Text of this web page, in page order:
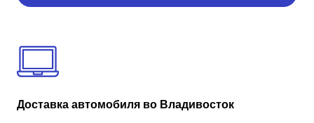
Доставка автомобиля во Владивосток